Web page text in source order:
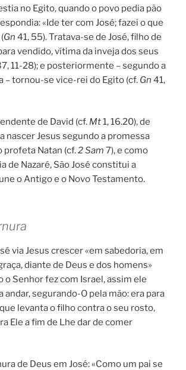
no Egito, quando o povo pedia pão
«Ide ter com José; fazei o que
Gn 41, 55). Tratava-se de José, filho de
vendido, vítima da inveja dos seus
11-28); e posteriormente – segundo a
– tornou-se vice-rei do Egito (cf. Gn 41,
de David (cf. Mt1, 16.20), de
nascer Jesus segundo a promessa
profeta Natan (cf.2 Sam 7), e como
de Nazaré, São José constitui a
o Antigo e o Novo Testamento.
via Jesus crescer «em sabedoria, em
diante de Deus e dos homens»
o Senhor fez com Israel, assim ele
andar, segurando-O pela mão: era para
levanta o filho contra o seu rosto,
Ele a fim de Lhe dar de comer
de Deus em José: «Como um pai se